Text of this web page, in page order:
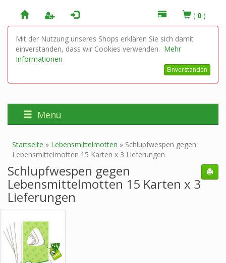
( 0 )
Mit der Nutzung unseres Shops erklären Sie sich damit
einverstanden, dass wir Cookies verwenden. Mehr
Informationen
Einverstanden
Menü
Startseite » Lebensmittelmotten » Schlupfwespen gegen
Lebensmittelmotten 15 Karten x 3 Lieferungen
Schlupfwespen gegen
Lebensmittelmotten 15 Karten x 3
Lieferungen